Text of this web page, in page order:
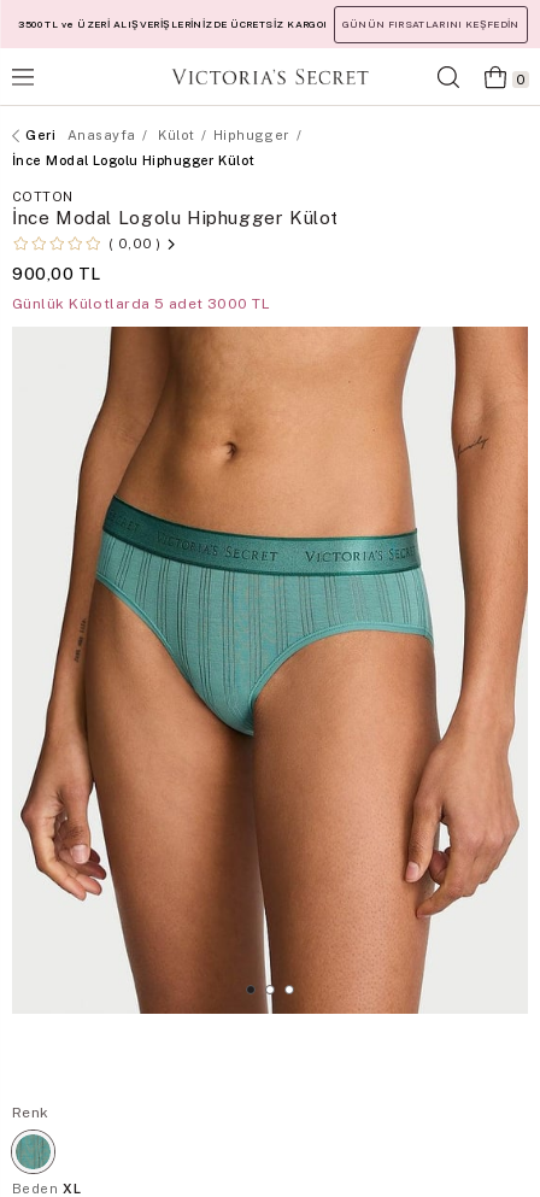
3500 TL ve ÜZERİ ALIŞVERİŞLERİNİZDE ÜCRETSİZ KARGO! GÜNÜN FIRSATLARINI KEŞFEDİN
0
Anasayfa Külot
Hiphugger
İnce Modal Logolu Hiphugger Külot
COTTON
İnce Modal Logolu Hiphugger Külot
0,00
900,00 TL
Günlük Külotlarda 5 adet 3000 TL
Renk
Beden XL